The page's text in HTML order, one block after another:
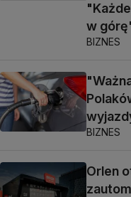
w
BIZNES
BIZNES
Orlen